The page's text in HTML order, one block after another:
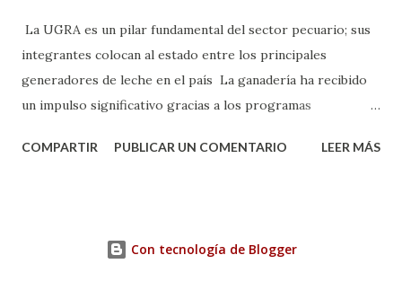
La UGRA es un pilar fundamental del sector pecuario; sus
integrantes colocan al estado entre los principales
generadores de leche en el país La ganadería ha recibido
un impulso significativo gracias a los programas
muestra de su respaldo firme y decidido al campo, la
compromiso de trabajar de la mano con los productores
COMPARTIR PUBLICAR UN COMENTARIO LEER MÁS
Con tecnología de Blogger